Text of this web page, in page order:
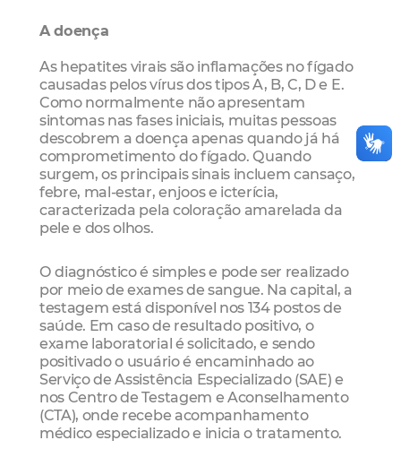
A doença
As hepatites virais são inflamações no fígado
causadas pelos vírus dos tipos A, B, C, D e E.
Como normalmente não apresentam
sintomas nas fases iniciais, muitas pessoas
descobrem a doença apenas quando já há
comprometimento do fígado. Quando
surgem, os principais sinais incluem cansaço,
febre, mal-estar, enjoos e icterícia,
caracterizada pela coloração amarelada da
pele e dos olhos.
O diagnóstico é simples e pode ser realizado
por meio de exames de sangue. Na capital, a
testagem está disponível nos 134 postos de
saúde. Em caso de resultado positivo, o
exame laboratorial é solicitado, e sendo
positivado o usuário é encaminhado ao
Serviço de Assistência Especializado (SAE) e
nos Centro de Testagem e Aconselhamento
(CTA), onde recebe acompanhamento
médico especializado e inicia o tratamento.